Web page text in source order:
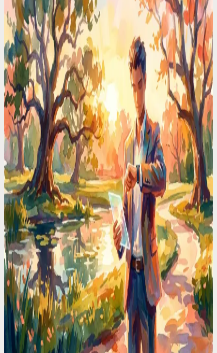
Motion vs Codot: Jeg testet begge for ADHD. Den
ene kortsluttet hjernen min
Motion autoplanlegger alt. Codot bare lytter. Etter 30 dager med
hver av dem, vant den ene ADHD-vennlige tilnærmingen
overlegent.
Tidsstyring-tips
Å skrive ned påminnelser er ironisk. Du avbryter
deg selv for å huske ting
Du avbryter det du holder på med, åpner en app, skriver en
påminnelse, og mister tråden fullstendig. Å bruke stemmen tar 3
sekunder, og du beholder fokuset.
Codot for gründere
Hver eneste gründer kaster bort 90 minutter om
dagen på kalenderstyr. Jeg tok mine tilbake
Planlegge møter, flytte avtaler, sjekke kollisjoner. Jeg regnet ut hvor
mye tid jeg kastet bort, og det var helt absurd. Stemmestyrt
planlegging fjernet den tidstyven for godt.
Kalendersammenligninger
Google Kalender er et arkivskap. Jeg trengte en
stabssjef
Google Kalender viser deg hva som skjer, men tenker ikke for deg.
Jeg trengte en assistent som tar imot beskjeden «flytt lunsjen min til
torsdag» – og faktisk gjør det.